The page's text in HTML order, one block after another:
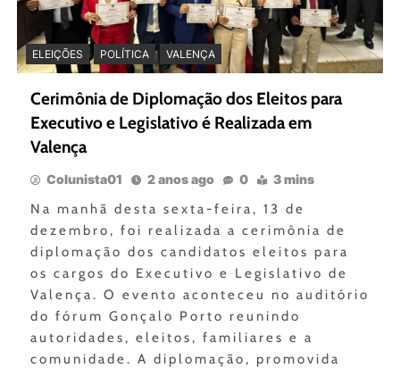
ELEIÇÕES POLÍTICA VALENÇA
Cerimônia de Diplomação dos Eleitos para
Executivo e Legislativo é Realizada em
Valença
Colunista01 2 anos ago 0 3 mins
Na manhã desta sexta-feira, 13 de
dezembro, foi realizada a cerimônia de
diplomação dos candidatos eleitos para
os cargos do Executivo e Legislativo de
Valença. O evento aconteceu no auditório
do fórum Gonçalo Porto reunindo
autoridades, eleitos, familiares e a
comunidade. A diplomação, promovida